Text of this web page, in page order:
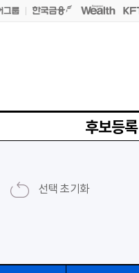
후보등록
선택 초기화